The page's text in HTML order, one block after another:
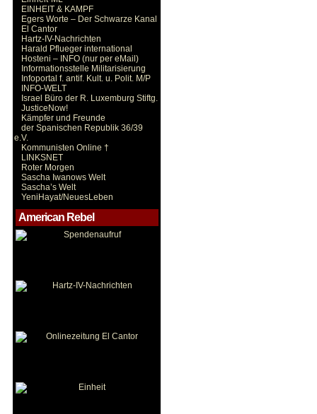
EINHEIT & KAMPF
Egers Worte – Der Schwarze Kanal
El Cantor
Hartz-IV-Nachrichten
Harald Pflueger international
Hosteni – INFO (nur per eMail)
Informationsstelle Militarisierung
Infoportal f. antif. Kult. u. Polit. M/P
INFO-WELT
Israel Büro der R. Luxemburg Stiftg.
JusticeNow!
Kämpfer und Freunde
der Spanischen Republik 36/39
e.V.
Kommunisten Online †
LINKSNET
Roter Morgen
Sascha Iwanows Welt
Sascha’s Welt
YeniHayat/NeuesLeben
American Rebel